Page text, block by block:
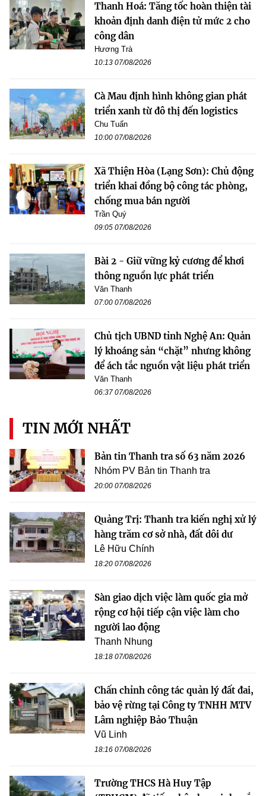
Thanh Hoá: Tăng tốc hoàn thiện tài
khoản định danh điện tử mức 2 cho
công dân
Hương Trà
10:13 07/08/2026
Cà Mau định hình không gian phát
triển xanh từ đô thị đến logistics
Chu Tuấn
10:00 07/08/2026
Xã Thiện Hòa (Lạng Sơn): Chủ động
triển khai đồng bộ công tác phòng,
chống mua bán người
Trần Quý
09:05 07/08/2026
Bài 2 - Giữ vững kỷ cương để khơi
thông nguồn lực phát triển
Văn Thanh
07:00 07/08/2026
Chủ tịch UBND tỉnh Nghệ An: Quản
lý khoáng sản “chặt” nhưng không
để ách tắc nguồn vật liệu phát triển
Văn Thanh
06:37 07/08/2026
TIN MỚI NHẤT
Bản tin Thanh tra số 63 năm 2026
Nhóm PV Bản tin Thanh tra
20:00 07/08/2026
Quảng Trị: Thanh tra kiến nghị xử lý
hàng trăm cơ sở nhà, đất dôi dư
Lê Hữu Chính
18:20 07/08/2026
Sàn giao dịch việc làm quốc gia mở
rộng cơ hội tiếp cận việc làm cho
người lao động
Thanh Nhung
18:18 07/08/2026
Chấn chỉnh công tác quản lý đất đai,
bảo vệ rừng tại Công ty TNHH MTV
Lâm nghiệp Bảo Thuận
Vũ Linh
18:16 07/08/2026
Trường THCS Hà Huy Tập